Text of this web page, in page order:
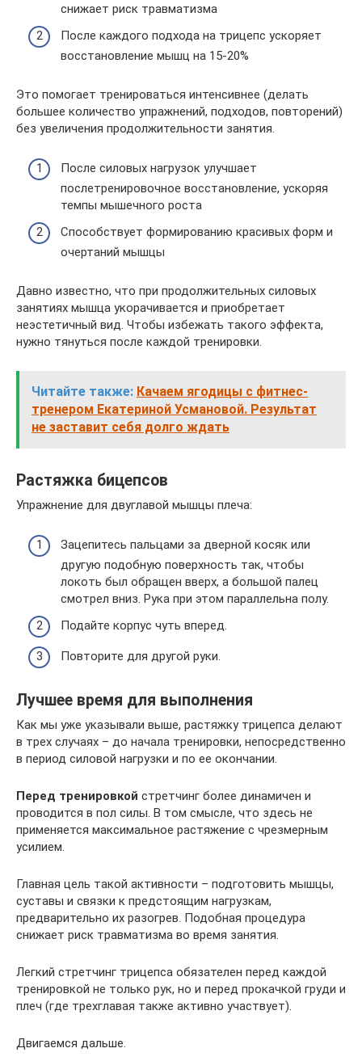
снижает риск травматизма
После каждого подхода на трицепс ускоряет
восстановление мышц на 15-20%
Это помогает тренироваться интенсивнее (делать
большее количество упражнений, подходов, повторений)
без увеличения продолжительности занятия.
После силовых нагрузок улучшает
послетренировочное восстановление, ускоряя
темпы мышечного роста
Способствует формированию красивых форм и
очертаний мышцы
Давно известно, что при продолжительных силовых
занятиях мышца укорачивается и приобретает
неэстетичный вид. Чтобы избежать такого эффекта,
нужно тянуться после каждой тренировки.
Читайте также: Качаем ягодицы с фитнес-
тренером Екатериной Усмановой. Результат
не заставит себя долго ждать
Растяжка бицепсов
Упражнение для двуглавой мышцы плеча:
Зацепитесь пальцами за дверной косяк или
другую подобную поверхность так, чтобы
локоть был обращен вверх, а большой палец
смотрел вниз. Рука при этом параллельна полу.
Подайте корпус чуть вперед.
Повторите для другой руки.
Лучшее время для выполнения
Как мы уже указывали выше, растяжку трицепса делают
в трех случаях – до начала тренировки, непосредственно
в период силовой нагрузки и по ее окончании.
Перед тренировкой стретчинг более динамичен и
проводится в пол силы. В том смысле, что здесь не
применяется максимальное растяжение с чрезмерным
усилием.
Главная цель такой активности – подготовить мышцы,
суставы и связки к предстоящим нагрузкам,
предварительно их разогрев. Подобная процедура
снижает риск травматизма во время занятия.
Легкий стретчинг трицепса обязателен перед каждой
тренировкой не только рук, но и перед прокачкой груди и
плеч (где трехглавая также активно участвует).
Двигаемся дальше.